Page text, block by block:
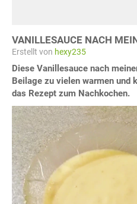
VANILLESAUCE NACH
Erstellt von hexy235
Diese Vanillesauce nach
Beilage zu vielen warmen und
das Rezept zum Nachkochen.